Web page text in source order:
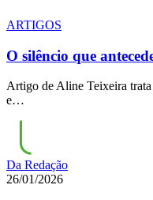
ARTIGOS
O silêncio que
Artigo de Aline Teixeira
e…
Da Redação
26/01/2026